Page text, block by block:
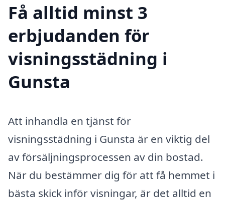
Få alltid minst 3
erbjudanden för
visningsstädning i
Gunsta
Att inhandla en tjänst för
visningsstädning i Gunsta är en viktig del
av försäljningsprocessen av din bostad.
När du bestämmer dig för att få hemmet i
bästa skick inför visningar, är det alltid en